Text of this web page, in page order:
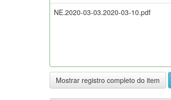
NE.2020-03-03.2020-03-10.pdf
Mostrar registro completo do item